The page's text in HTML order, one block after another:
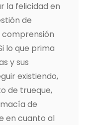
la felicidad en
de
comprensión
lo que prima
y sus
existiendo,
de trueque,
de
en cuanto al